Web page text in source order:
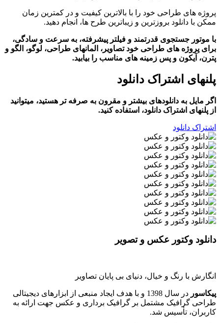
پروژه های طراحی خود را با بالاترین کیفیت و در کمترین زمان
ممکن با دانلود بروزترین و زیباترین طرح ها، انجام دهید.
با موتور جستجوی قدرتمند و فیلتر پیشرفته، به سرعت و سادگی،
برای پروژه های طراحی خود تصاویر، المانهای طراحی، لوگو، الگو و
پترن، آیکون و پس زمینه های مناسب را بیابید.
پلنهای اشتراک دانلود
اگر مایل به دانلودهای بیشتر و مقرون به صرفه تر هستید، میتوانید
از پلنهای اشتراک دانلود، استفاده کنید.
اشتراک دانلود
دانلود وکتور عکس و تصویر
انگارش با رنگ و خیال، دنیای بی پایان تصاویر
پیکاسور
در سال 1398 و با هدف ایجاد منبعی از ابزارهای دیجیتالی
طراحی گرافیک مشتمل بر گرافیک برداری و عکس جهت ارائه به
کاربران، تأسیس شد.